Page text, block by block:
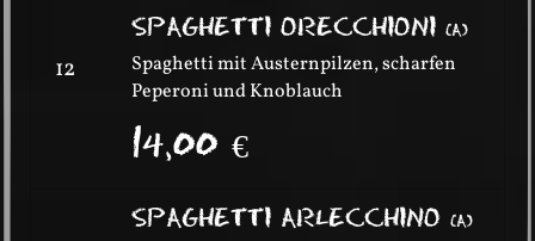
12
SPAGHETTI ORECCHIONI(A)
Spaghetti mit Austernpilzen, scharfen
Peperoni und Knoblauch
14,00€
SPAGHETTI ARLECCHINO(A)